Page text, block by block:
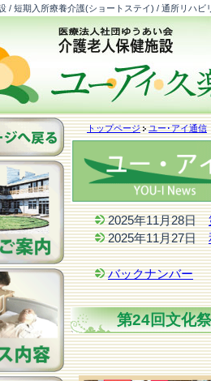
/ 短期入所療養介護(ショートステイ) / 通所リハ
トップページ ユー･アイ通信
2025年11月28日
2025年11月27日
バックナンバー
第24回文化祭